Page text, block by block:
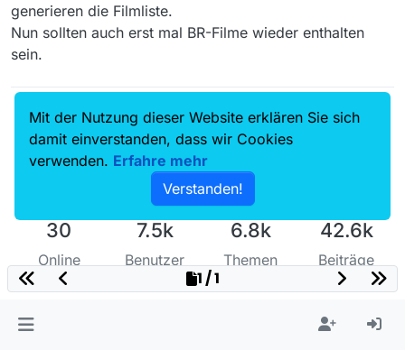
generieren die Filmliste.
Nun sollten auch erst mal BR-Filme wieder enthalten
sein.
30
Online
7.5k
Benutzer
6.8k
Themen
42.6k
Beiträge
1 / 1
Mit der Nutzung dieser Website erklären Sie sich
damit einverstanden, dass wir Cookies
verwenden. Erfahre mehr
Verstanden!